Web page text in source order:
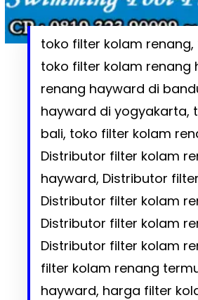
toko filter kolam
toko filter kolam renang
renang hayward di
hayward di yogyakarta,
bali, toko filter kolam
Distributor filter kolam
hayward, Distributor
Distributor filter kolam
Distributor filter kolam
Distributor filter kolam
filter kolam renang
hayward, harga filter